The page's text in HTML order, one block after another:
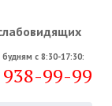
с 8:30-17:30:
99-99